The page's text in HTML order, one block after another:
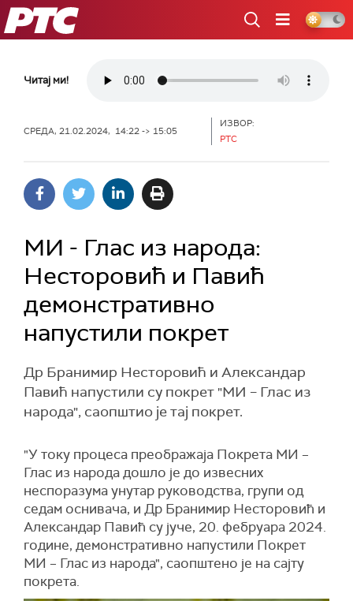
РТС
Читај ми!
СРЕДА, 21.02.2024, 14:22 -> 15:05
ИЗВОР:
РТС
МИ - Глас из народа:
Несторовић и Павић
демонстративно
напустили покрет
Др Бранимир Несторовић и Александар
Павић напустили су покрет "МИ – Глас из
народа", саопштио је тај покрет.
"У току процеса преображаја Покрета МИ –
Глас из народа дошло је до извесних
неспоразума унутар руководства, групи од
седам оснивача, и Др Бранимир Несторовић и
Александар Павић су јуче, 20. фебруара 2024.
године, демонстративно напустили Покрет
МИ – Глас из народа", саопштено је на сајту
покрета.